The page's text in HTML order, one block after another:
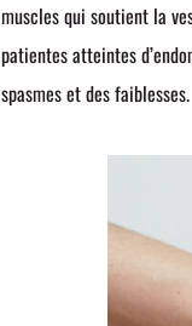
muscles qui soutient la
patientes atteintes
spasmes et des faiblesses.